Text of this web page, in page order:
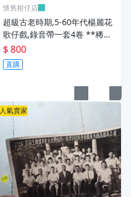
懷舊柑仔店
超級古老時期,5-60年代楊麗花
歌仔戲,錄音帶一套4卷 **稀少
品
$ 800
直購
人氣賣家